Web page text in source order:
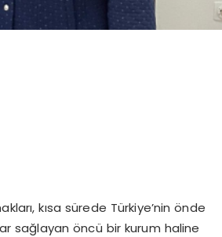
kısa sürede Türkiye’nin önde
sağlayan öncü bir kurum haline